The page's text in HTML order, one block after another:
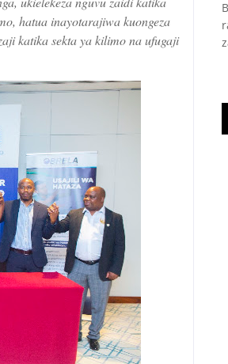
hatua inayotarajiwa kuongeza
katika sekta ya kilimo na ufugaji